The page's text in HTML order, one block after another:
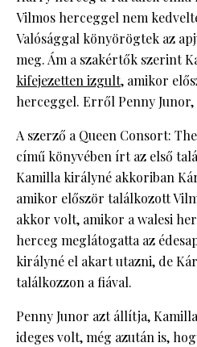
Vilmos herceggel nem
Valósággal könyörögtek az
meg. Ám a szakértők szerint
kifejezetten izgult, amikor
herceggel. Erről Penny
A szerző a Queen Consort:
című könyvében írt az első
Kamilla királyné akkoriban
amikor először találkozott
akkor volt, amikor a walesi
herceg meglátogatta az
királyné el akart utazni, de
találkozzon a fiával.
Penny Junor azt állítja,
ideges volt, még azután is,